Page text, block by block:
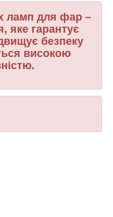
ламп для фар –
яке гарантує
безпеку
високою